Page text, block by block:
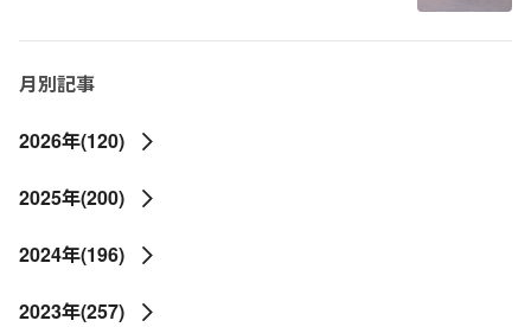
月別記事
2026年(120)
2025年(200)
2024年(196)
2023年(257)